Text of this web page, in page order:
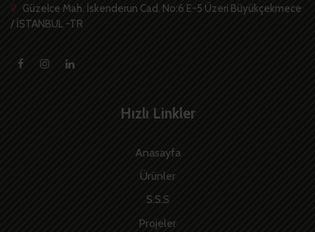
Güzelce Mah. İskenderun Cad. No:6 E-5 Üzeri Büyükçekmece
/ İSTANBUL -TR
Hızlı Linkler
Anasayfa
Ürünler
S.S.S
Projeler